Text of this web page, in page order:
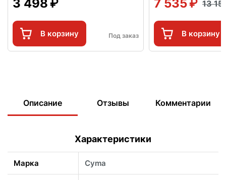
3 498
В корзину Под заказ
7 535 13
В корзину
Описание Отзывы Комментарии
Характеристики
Марка Cyma